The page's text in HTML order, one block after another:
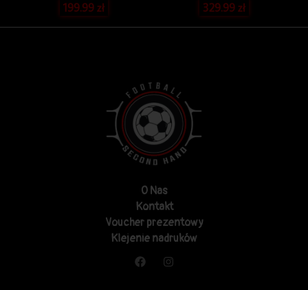
199.99zł 329.99zł
O Nas
Kontakt
Voucher prezentowy
Klejenie nadruków